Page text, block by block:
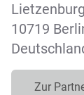
10719
Zur